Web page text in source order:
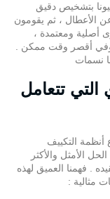
بتشخيص دقيق
الأعطال ، ثم يقومون
أصلية ومعتمدة ،
وفي أقصر وقت ممكن .
التي تتعامل
أنظمة التكييف
الأمثل والأكثر
. فهمنا العميق لهذه
مثالية :